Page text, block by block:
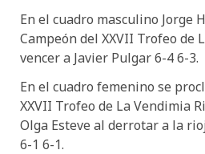
En el cuadro masculino Jorge
Campeón del XXVII Trofeo de
vencer a Javier Pulgar6-4 6-3.
En el cuadro femenino se
XXVII Trofeo de La Vendimia
Olga Esteve al derrotar a la
6-1 6-1.